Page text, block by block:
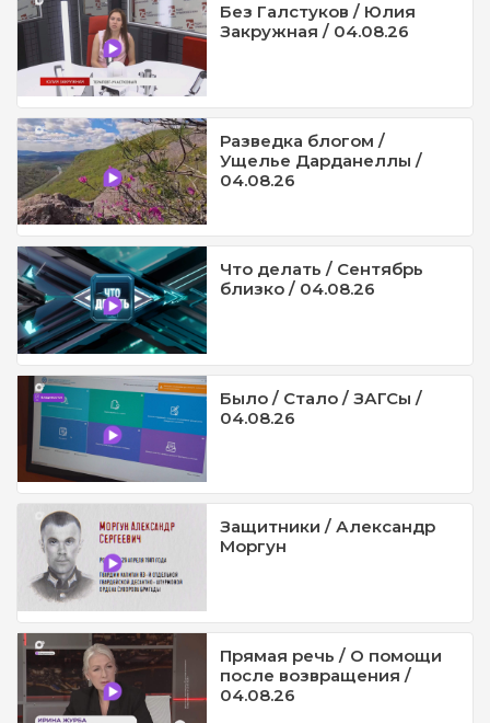
Без Галстуков / Юлия
Закружная / 04.08.26
Разведка блогом /
Ущелье Дарданеллы /
04.08.26
Что делать / Сентябрь
близко / 04.08.26
Было / Стало / ЗАГСы /
04.08.26
Защитники / Александр
Моргун
Прямая речь / О помощи
после возвращения /
04.08.26